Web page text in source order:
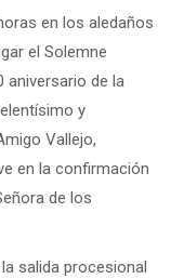
en los aledaños
el Solemne
aniversario de la
y
Vallejo,
en la confirmación
de los
salida procesional